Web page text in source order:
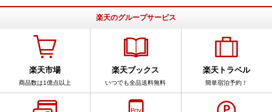
楽天のグループサービス
楽天市場
商品数は1億点以上
楽天ブックス
いつでも全品送料無料
楽天トラベル
簡単宿泊予約！